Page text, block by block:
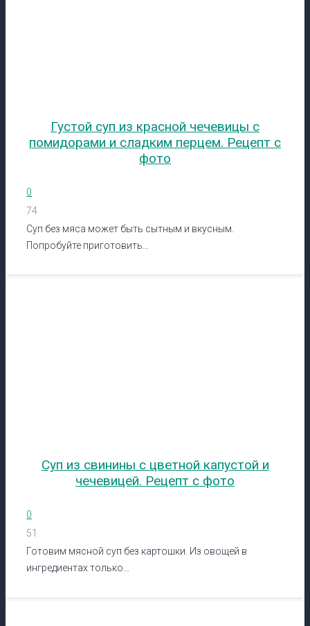
Густой суп из красной чечевицы с
помидорами и сладким перцем. Рецепт с
фото
0
74
Суп без мяса может быть сытным и вкусным.
Попробуйте приготовить…
Суп из свинины с цветной капустой и
чечевицей. Рецепт с фото
0
51
Готовим мясной суп без картошки. Из овощей в
ингредиентах только…